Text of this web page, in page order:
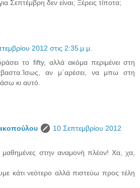
Σεπτέμβρη δεν είναι; Ξέρεις τίποτα;
2012 στις 2:35 μ.μ.
το fifty, αλλά ακόμα περιμένει στη
αν μ΄αρέσει, να μπω στη
κι αυτό.
10 Σεπτεμβρίου 2012
μαθημένες στην αναμονή πλέον! Χα, χα,
κάτι νεότερο αλλά πιστεύω προς τέλη